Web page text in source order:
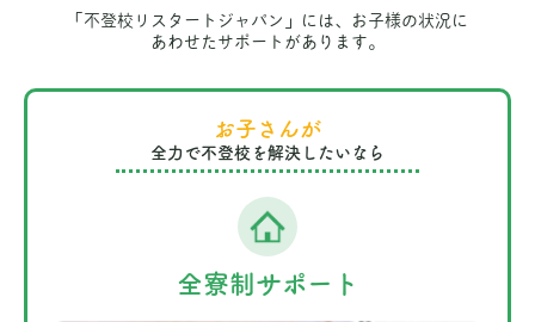
「不登校リスタートジャパン」には、お子様の状況に
あわせたサポートがあります。
お子さんが
全力で不登校を解決したいなら
全寮制サポート